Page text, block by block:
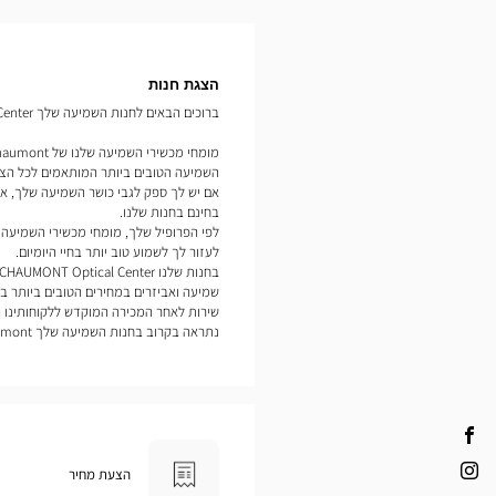
הצגת חנות
ברוכים הבאים לחנות השמיעה שלך Audioprothésiste CHAUMONT Optical Center.
השמיעה הטובים ביותר המותאמים לכל
אם יש לך ספק לגבי כושר השמיעה שלך,
בחינם בחנות שלנו.
לעזור לך לשמוע טוב יותר בחיי היומיום.
שמיעה ואביזרים במחירים הטובים ביותר
שירות לאחר המכירה המוקדש
נתראה בקרוב בחנות השמיעה שלך Optical Center Chaumont.
הצעת מחיר
Audioprothésiste
CHAUMONT
Audioprothésiste